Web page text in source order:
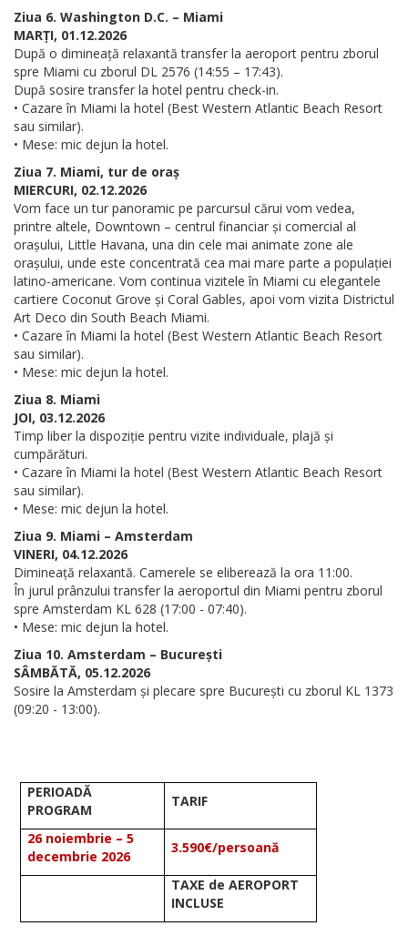
Ziua 6. Washington D.C. – Miami
MARȚI, 01.12.2026
După o dimineață relaxantă transfer la aeroport pentru zborul
spre Miami cu zborul DL 2576 (14:55 – 17:43).
După sosire transfer la hotel pentru check-in.
• Cazare în Miami la hotel (Best Western Atlantic Beach Resort
sau similar).
• Mese: mic dejun la hotel.
Ziua 7. Miami, tur de oraș
MIERCURI, 02.12.2026
Vom face un tur panoramic pe parcursul cărui vom vedea,
printre altele, Downtown – centrul financiar și comercial al
orașului, Little Havana, una din cele mai animate zone ale
orașului, unde este concentrată cea mai mare parte a populației
latino-americane. Vom continua vizitele în Miami cu elegantele
cartiere Coconut Grove și Coral Gables, apoi vom vizita Districtul
Art Deco din South Beach Miami.
• Cazare în Miami la hotel (Best Western Atlantic Beach Resort
sau similar).
• Mese: mic dejun la hotel.
Ziua 8. Miami
JOI, 03.12.2026
Timp liber la dispoziție pentru vizite individuale, plajă și
cumpărături.
• Cazare în Miami la hotel (Best Western Atlantic Beach Resort
sau similar).
• Mese: mic dejun la hotel.
Ziua 9. Miami – Amsterdam
VINERI, 04.12.2026
Dimineață relaxantă. Camerele se eliberează la ora 11:00.
În jurul prânzului transfer la aeroportul din Miami pentru zborul
spre Amsterdam KL 628 (17:00 - 07:40).
• Mese: mic dejun la hotel.
Ziua 10. Amsterdam – București
SÂMBĂTĂ, 05.12.2026
Sosire la Amsterdam și plecare spre București cu zborul KL 1373
(09:20 - 13:00).
PERIOADĂ
PROGRAM
TARIF
26 noiembrie – 5
decembrie 2026
3.590€/persoană
TAXE de AEROPORT
INCLUSE